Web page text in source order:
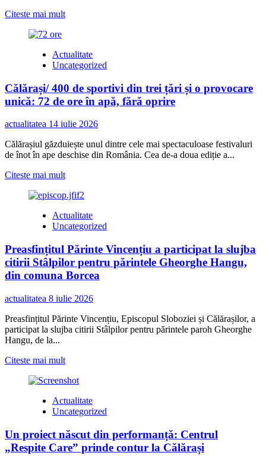
construcția
unui
Care
Citeste mai multRead
turci
de
gigantul
industrial
Erciyas
analizează
o
investiție
majoră,
ar
250
locuri
de
în
județul
Călărași
Actualitate
Uncategorized
Călărași/ 400 de sportivi din trei țări și o provocare
unică: 72 de ore în apă, fără oprire
actualitatea 14 iulie 2026
Călărașiul găzduiește unul dintre cele mai spectaculoase festivaluri
de înot în ape deschise din România. Cea de-a doua ediție a...
Citeste mai multRead
about
400
de
din
trei
țări
și
provocare
unică:
72
de
în
apă,
fără
Actualitate
Uncategorized
Preasfințitul Părinte Vincențiu a participat la slujba
citirii Stâlpilor pentru părintele Gheorghe Hangu,
din comuna Borcea
actualitatea 8 iulie 2026
Preasfințitul Părinte Vincențiu, Episcopul Sloboziei și Călărașilor, a
participat la slujba citirii Stâlpilor pentru părintele paroh Gheorghe
Hangu, de la...
Citeste mai multRead
about
Părinte
Vincențiu
participat
la
slujba
Actualitate
Uncategorized
Un proiect născut din performanță: Centrul
„Respite Care” prinde contur la Călărași